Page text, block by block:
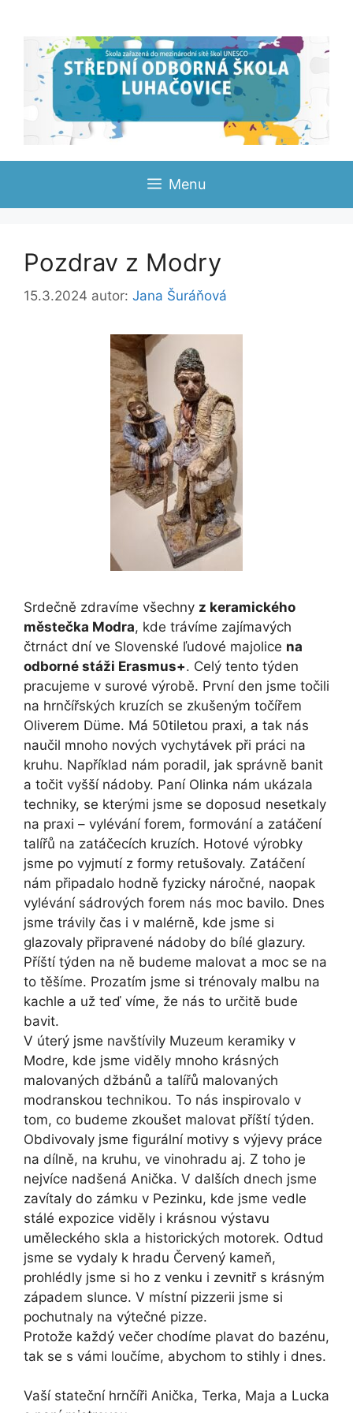
Menu
Pozdrav z Modry
15.3.2024 autor: Jana Šuráňová
Srdečně zdravíme všechny z keramického
městečka Modra, kde trávíme zajímavých
čtrnáct dní ve Slovenské ľudové majolice na
odborné stáži Erasmus+. Celý tento týden
pracujeme v surové výrobě. První den jsme točili
na hrnčířských kruzích se zkušeným točířem
Oliverem Düme. Má 50tiletou praxi, a tak nás
naučil mnoho nových vychytávek při práci na
kruhu. Například nám poradil, jak správně banit
a točit vyšší nádoby. Paní Olinka nám ukázala
techniky, se kterými jsme se doposud nesetkaly
na praxi – vylévání forem, formování a zatáčení
talířů na zatáčecích kruzích. Hotové výrobky
jsme po vyjmutí z formy retušovaly. Zatáčení
nám připadalo hodně fyzicky náročné, naopak
vylévání sádrových forem nás moc bavilo. Dnes
jsme trávily čas i v malérně, kde jsme si
glazovaly připravené nádoby do bílé glazury.
Příští týden na ně budeme malovat a moc se na
to těšíme. Prozatím jsme si trénovaly malbu na
kachle a už teď víme, že nás to určitě bude
bavit.
V úterý jsme navštívily Muzeum keramiky v
Modre, kde jsme viděly mnoho krásných
malovaných džbánů a talířů malovaných
modranskou technikou. To nás inspirovalo v
tom, co budeme zkoušet malovat příští týden.
Obdivovaly jsme figurální motivy s výjevy práce
na dílně, na kruhu, ve vinohradu aj. Z toho je
nejvíce nadšená Anička. V dalších dnech jsme
zavítaly do zámku v Pezinku, kde jsme vedle
stálé expozice viděly i krásnou výstavu
uměleckého skla a historických motorek. Odtud
jsme se vydaly k hradu Červený kameň,
prohlédly jsme si ho z venku i zevnitř s krásným
západem slunce. V místní pizzerii jsme si
pochutnaly na výtečné pizze.
Protože každý večer chodíme plavat do bazénu,
tak se s vámi loučíme, abychom to stihly i dnes.
Vaší stateční hrnčíři Anička, Terka, Maja a Lucka